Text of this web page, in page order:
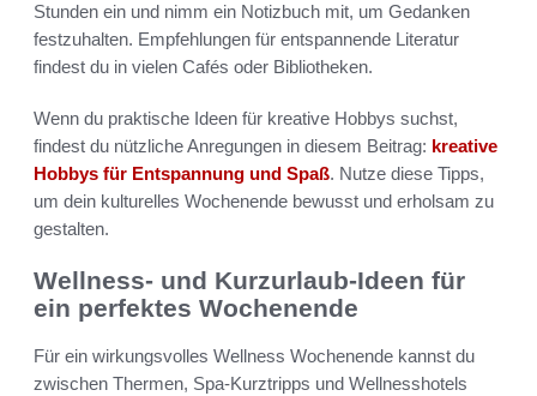
Stunden ein und nimm ein Notizbuch mit, um Gedanken
festzuhalten. Empfehlungen für entspannende Literatur
findest du in vielen Cafés oder Bibliotheken.
Wenn du praktische Ideen für kreative Hobbys suchst,
findest du nützliche Anregungen in diesem Beitrag: kreative
Hobbys für Entspannung und Spaß. Nutze diese Tipps,
um dein kulturelles Wochenende bewusst und erholsam zu
gestalten.
Wellness- und Kurzurlaub-Ideen für
ein perfektes Wochenende
Für ein wirkungsvolles Wellness Wochenende kannst du
zwischen Thermen, Spa-Kurztripps und Wellnesshotels